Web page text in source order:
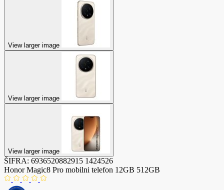
View larger image
View larger image
View larger image
ŠIFRA: 6936520882915 1424526
Honor Magic8 Pro mobilni telefon 12GB 512GB